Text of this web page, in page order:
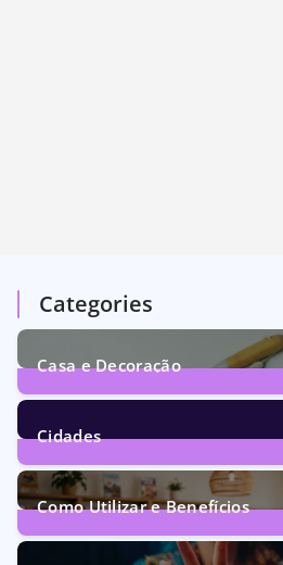
Categories
Casa e Decoração
1Post
Cidades
72Posts
Como Utilizar e Benefícios
160Posts